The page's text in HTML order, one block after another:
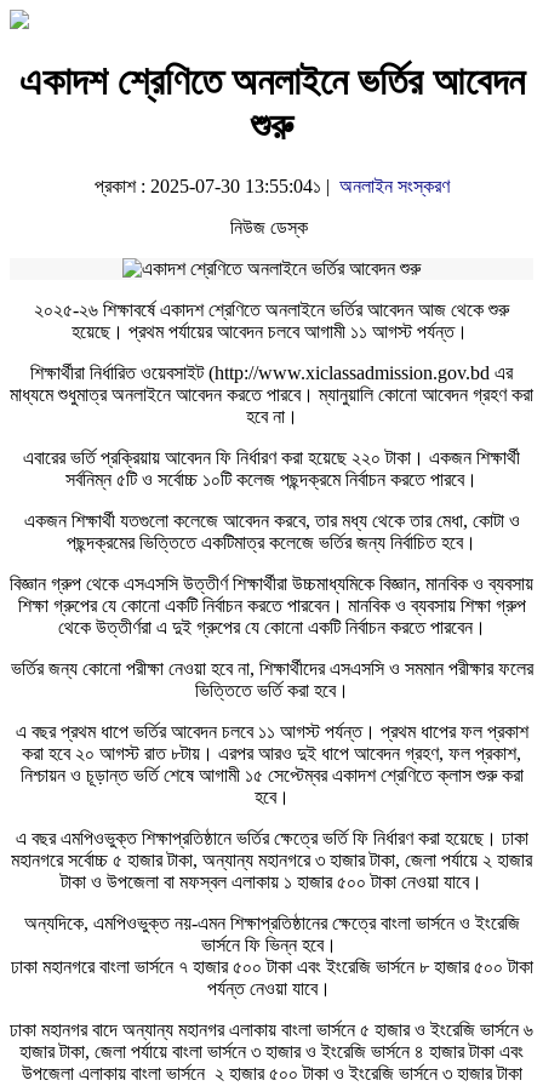
একাদশ শ্রেণিতে অনলাইনে ভর্তির আবেদন
শুরু
প্রকাশ : 2025-07-30 13:55:04১ | অনলাইন সংস্করণ
নিউজ ডেস্ক
২০২৫-২৬ শিক্ষাবর্ষে একাদশ শ্রেণিতে অনলাইনে ভর্তির আবেদন আজ থেকে শুরু
হয়েছে। প্রথম পর্যায়ের আবেদন চলবে আগামী ১১ আগস্ট পর্যন্ত।
শিক্ষার্থীরা নির্ধারিত ওয়েবসাইট (http://www.xiclassadmission.gov.bd এর
মাধ্যমে শুধুমাত্র অনলাইনে আবেদন করতে পারবে। ম্যানুয়ালি কোনো আবেদন গ্রহণ করা
হবে না।
এবারের ভর্তি প্রক্রিয়ায় আবেদন ফি নির্ধারণ করা হয়েছে ২২০ টাকা। একজন শিক্ষার্থী
সর্বনিম্ন ৫টি ও সর্বোচ্চ ১০টি কলেজ পছন্দক্রমে নির্বাচন করতে পারবে।
একজন শিক্ষার্থী যতগুলো কলেজে আবেদন করবে, তার মধ্য থেকে তার মেধা, কোটা ও
পছন্দক্রমের ভিত্তিতে একটিমাত্র কলেজে ভর্তির জন্য নির্বাচিত হবে।
বিজ্ঞান গ্রুপ থেকে এসএসসি উত্তীর্ণ শিক্ষার্থীরা উচ্চমাধ্যমিকে বিজ্ঞান, মানবিক ও ব্যবসায়
শিক্ষা গ্রুপের যে কোনো একটি নির্বাচন করতে পারবেন। মানবিক ও ব্যবসায় শিক্ষা গ্রুপ
থেকে উত্তীর্ণরা এ দুই গ্রুপের যে কোনো একটি নির্বাচন করতে পারবেন।
ভর্তির জন্য কোনো পরীক্ষা নেওয়া হবে না, শিক্ষার্থীদের এসএসসি ও সমমান পরীক্ষার ফলের
ভিত্তিতে ভর্তি করা হবে।
এ বছর প্রথম ধাপে ভর্তির আবেদন চলবে ১১ আগস্ট পর্যন্ত। প্রথম ধাপের ফল প্রকাশ
করা হবে ২০ আগস্ট রাত ৮টায়। এরপর আরও দুই ধাপে আবেদন গ্রহণ, ফল প্রকাশ,
নিশ্চায়ন ও চূড়ান্ত ভর্তি শেষে আগামী ১৫ সেপ্টেম্বর একাদশ শ্রেণিতে ক্লাস শুরু করা
হবে।
এ বছর এমপিওভুক্ত শিক্ষাপ্রতিষ্ঠানে ভর্তির ক্ষেত্রে ভর্তি ফি নির্ধারণ করা হয়েছে। ঢাকা
মহানগরে সর্বোচ্চ ৫ হাজার টাকা, অন্যান্য মহানগরে ৩ হাজার টাকা, জেলা পর্যায়ে ২ হাজার
টাকা ও উপজেলা বা মফস্বল এলাকায় ১ হাজার ৫০০ টাকা নেওয়া যাবে।
অন্যদিকে, এমপিওভুক্ত নয়-এমন শিক্ষাপ্রতিষ্ঠানের ক্ষেত্রে বাংলা ভার্সনে ও ইংরেজি
ভার্সনে ফি ভিন্ন হবে।
ঢাকা মহানগরে বাংলা ভার্সনে ৭ হাজার ৫০০ টাকা এবং ইংরেজি ভার্সনে ৮ হাজার ৫০০ টাকা
পর্যন্ত নেওয়া যাবে।
ঢাকা মহানগর বাদে অন্যান্য মহানগর এলাকায় বাংলা ভার্সনে ৫ হাজার ও ইংরেজি ভার্সনে ৬
হাজার টাকা, জেলা পর্যায়ে বাংলা ভার্সনে ৩ হাজার ও ইংরেজি ভার্সনে ৪ হাজার টাকা এবং
উপজেলা এলাকায় বাংলা ভার্সনে ২ হাজার ৫০০ টাকা ও ইংরেজি ভার্সনে ৩ হাজার টাকা